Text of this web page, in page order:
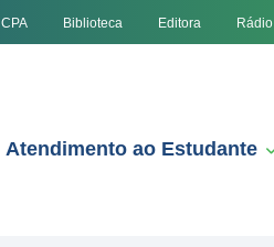
CPA Biblioteca Editora Rádio
Atendimento ao Estudante